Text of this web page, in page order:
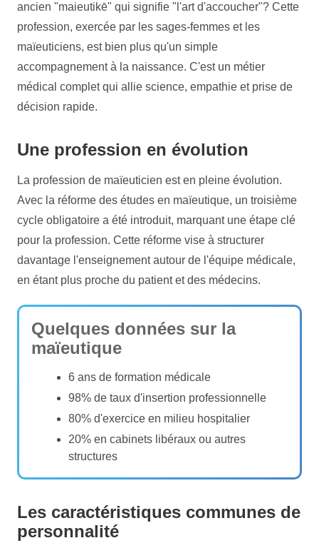
ancien "maieutikē" qui signifie "l'art d'accoucher"? Cette
profession, exercée par les sages-femmes et les
maïeuticiens, est bien plus qu'un simple
accompagnement à la naissance. C'est un métier
médical complet qui allie science, empathie et prise de
décision rapide.
Une profession en évolution
La profession de maïeuticien est en pleine évolution.
Avec la réforme des études en maïeutique, un troisième
cycle obligatoire a été introduit, marquant une étape clé
pour la profession. Cette réforme vise à structurer
davantage l'enseignement autour de l'équipe médicale,
en étant plus proche du patient et des médecins.
Quelques données sur la
maïeutique
6 ans de formation médicale
98% de taux d'insertion professionnelle
80% d'exercice en milieu hospitalier
20% en cabinets libéraux ou autres
structures
Les caractéristiques communes de
personnalité